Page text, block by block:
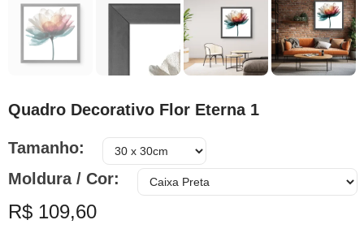
Quadro Decorativo Flor Eterna 1
Tamanho
Moldura / Cor
R$ 109,60